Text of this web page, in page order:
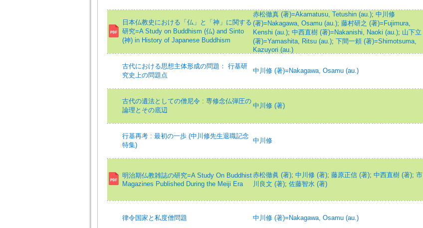
日本仏教史における「仏」と「神」に関する
研究=A Study on Buddhism (仏) and Sinto
(神) in History of Japanese Buddhism
赤松徹真 (著)=Akamatusu, Tetushin (au.); 中川修
(著)=Nakagawa, Osamu (au.); 藤村研之 (著)=Fujimura,
Kenshi (au.); 中西直樹 (著)=Nakanishi, Naoki (au.); 山下立
(著)=Yamashita, Ritsu (au.); 下間一頼 (著)=Shimotsuma,
Kazuyori (au.)
古代における思想主体形成の問題： 行基研
究史上の問題点
中川修 (著)=Nakagawa, Osamu (au.)
古代の遺法としての僧尼令 : 専修念仏弾圧の
論理とその底辺
中川修 (著)
行基再考 : 最初の一歩 (中川修先生退職記念
特集)
中川修
明治期仏教雑誌の研究=A Study On Buddhist
Magazines Published During the Meiji Era
赤松徹眞 (著); 中川修 (著); 藤原正信 (著); 中西直樹 (著); 市
川良文 (著); 佐藤智水 (著)
律令国家と私度僧問題 中川修 (著)=Nakagawa, Osamu (au.)